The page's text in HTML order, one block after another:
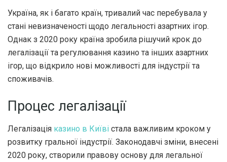
Україна, як і багато країн, тривалий час перебувала у
стані невизначеності щодо легальності азартних ігор.
Однак з 2020 року країна зробила рішучий крок до
легалізації та регулювання казино та інших азартних
ігор, що відкрило нові можливості для індустрії та
споживачів.
Процес легалізації
Легалізація казино в Київі стала важливим кроком у
розвитку гральної індустрії. Законодавчі зміни, внесені
2020 року, створили правову основу для легальної